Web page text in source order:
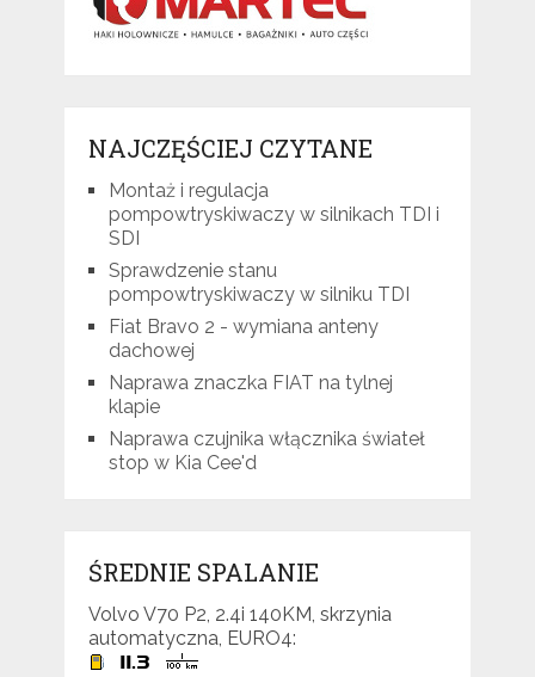
NAJCZĘŚCIEJ CZYTANE
Montaż i regulacja
pompowtryskiwaczy w silnikach TDI i
SDI
Sprawdzenie stanu
pompowtryskiwaczy w silniku TDI
Fiat Bravo 2 - wymiana anteny
dachowej
Naprawa znaczka FIAT na tylnej
klapie
Naprawa czujnika włącznika świateł
stop w Kia Cee'd
ŚREDNIE SPALANIE
Volvo V70 P2, 2.4i 140KM, skrzynia
automatyczna, EURO4: